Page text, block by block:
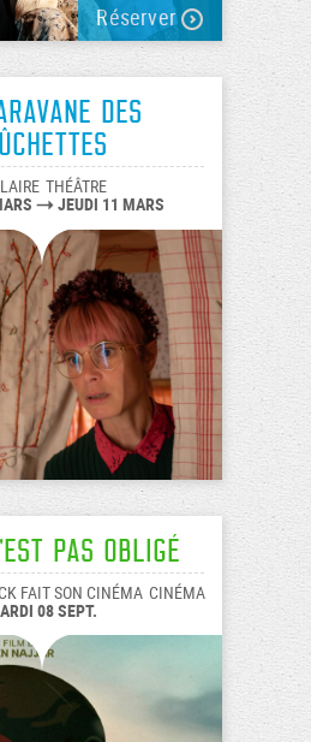
Réserver
des
THÉÂTRE
JEUDI 11 MARS
pas obligé
FAIT SON CINÉMA CINÉMA
08 SEPT.